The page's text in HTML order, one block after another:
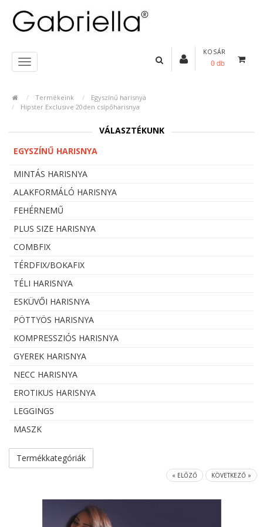
KOSÁR
0 db
Termékeink
Egyszínű harisnya
Hipster Exclusive 20den csípőharisnya
VÁLASZTÉKUNK
EGYSZÍNŰ HARISNYA
MINTÁS HARISNYA
ALAKFORMÁLÓ HARISNYA
FEHÉRNEMŰ
PLUS SIZE HARISNYA
COMBFIX
TÉRDFIX/BOKAFIX
TÉLI HARISNYA
ESKÜVŐI HARISNYA
PÖTTYÖS HARISNYA
KOMPRESSZIÓS HARISNYA
GYEREK HARISNYA
NECC HARISNYA
EROTIKUS HARISNYA
LEGGINGS
MASZK
Termékkategóriák
« ELŐZŐ KÖVETKEZŐ »